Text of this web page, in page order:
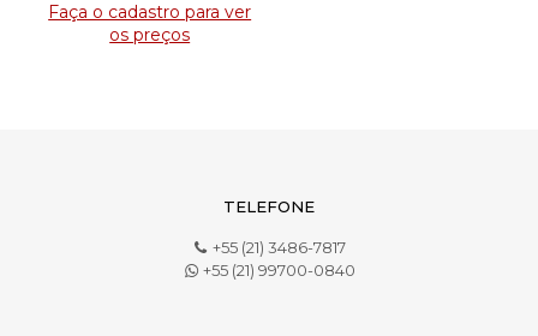
Faça o cadastro para ver
os preços
TELEFONE
+55 (21) 3486-7817
+55 (21) 99700-0840